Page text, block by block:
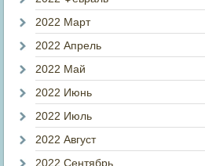
2022 Март
2022 Апрель
2022 Май
2022 Июнь
2022 Июль
2022 Август
2022 Сентябрь